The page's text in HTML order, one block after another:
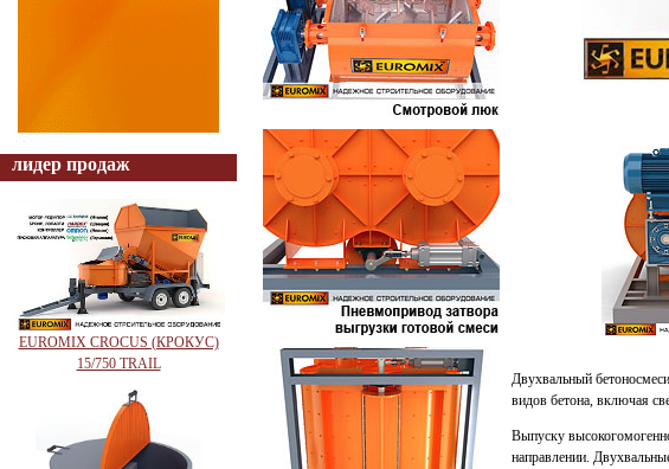
лидер продаж
EUROMIX CROCUS (КРОКУС)
15/750 TRAIL
Двухвальный
видов бетона, включая
Выпуску
направлении.